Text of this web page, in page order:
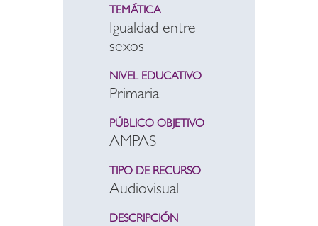
TEMÁTICA
Igualdad entre
sexos
NIVEL EDUCATIVO
Primaria
PÚBLICO OBJETIVO
AMPAS
TIPO DE RECURSO
Audiovisual
DESCRIPCIÓN